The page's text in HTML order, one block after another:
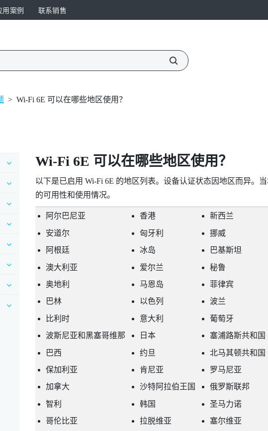
用案例 联系销售
> Wi‍-Fi 6E 可以在哪些地区使用？
Wi‍-Fi 6E 可以在哪些地区使用？
以下是已启用 Wi‍-Fi 6E 的地区列表。设备认证状态因地区而异。
的可用性和使用情况。
阿尔巴尼亚
安道尔
阿根廷
澳大利亚
奥地利
巴林
比利时
波斯尼亚和黑塞哥维那
巴西
保加利亚
加拿大
智利
哥伦比亚
香港
匈牙利
冰岛
爱尔兰
马恩岛
以色列
意大利
日本
约旦
肯尼亚
沙特阿拉伯王国
韩国
拉脱维亚
新西兰
挪威
巴基斯坦
秘鲁
菲律宾
波兰
葡萄牙
塞浦路斯共和国
北马其顿共和国
罗马尼亚
俄罗斯联邦
圣马力诺
塞尔维亚